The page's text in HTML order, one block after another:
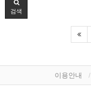
검색
이용안내